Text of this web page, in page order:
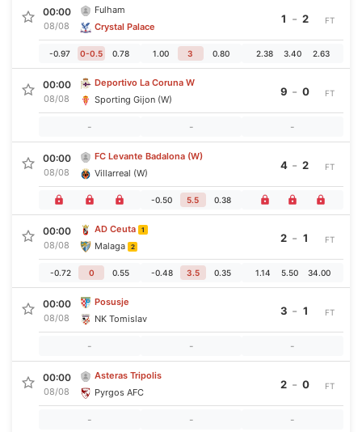
00:00
08/08
Fulham
Crystal Palace
1 - 2
-0.97 0-0.5 0.78 1.00 3 0.80 2.38 3.40 2.63
FT
00:00
08/08
Deportivo La Coruna W
Sporting Gijon (W)
9 - 0
- - -
FT
00:00
08/08
FC Levante Badalona (W)
Villarreal (W)
4 - 2
-0.50 5.5 0.38
FT
00:00
08/08
AD Ceuta 1
Malaga 2
2 - 1
-0.72 0 0.55 -0.48 3.5 0.35 1.14 5.50 34.00
FT
00:00
08/08
Posusje
NK Tomislav
3 - 1
- - -
FT
00:00
08/08
Asteras Tripolis
Pyrgos AFC
2 - 0
- - -
FT